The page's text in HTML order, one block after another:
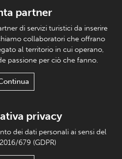
partner
di servizi turistici da inserire
collaboratori che offrano
al territorio in cui operano,
passione per ciò che fanno.
privacy
dei dati personali ai sensi del
679 (GDPR)